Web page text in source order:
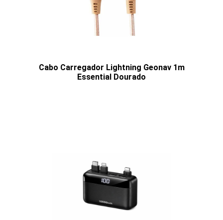
Cabo Carregador Lightning Geonav 1m
Essential Dourado